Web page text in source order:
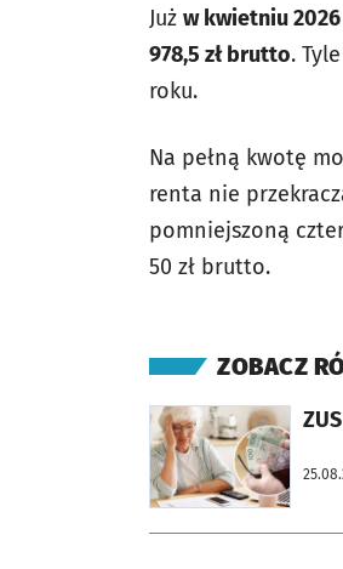
Już w kwietniu
978,5 zł brutto.
roku.
Na pełną kwotę
renta nie
pomniejszoną
50 zł brutto.
ZOBACZ
otworzy się w nowej karcie